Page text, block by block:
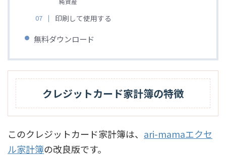
印刷して使用する
無料ダウンロード
クレジットカード家計簿の特徴
このクレジットカード家計簿は、 ari-mamaエクセ
ル家計簿の改良版です。